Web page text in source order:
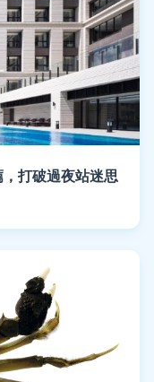
打破過夜站迷思